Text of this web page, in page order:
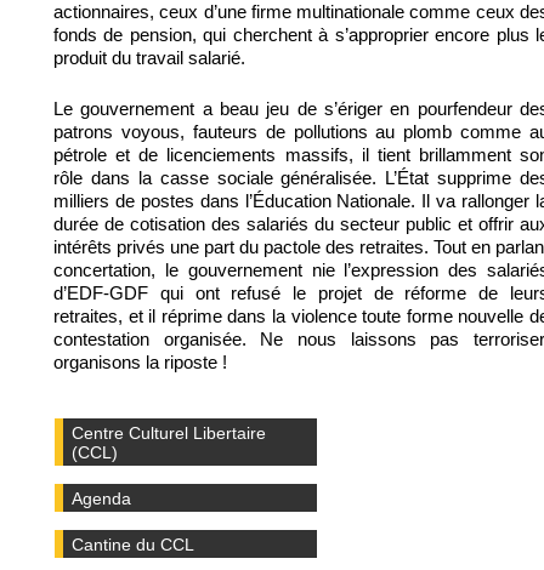
actionnaires, ceux d’une firme multinationale comme ceux
fonds de pension, qui cherchent à s’approprier encore plus
produit du travail salarié.
Le gouvernement a beau jeu de s’ériger en pourfendeur
patrons voyous, fauteurs de pollutions au plomb comme
pétrole et de licenciements massifs, il tient brillamment
rôle dans la casse sociale généralisée. L’État supprime
milliers de postes dans l’Éducation Nationale. Il va rallonger
durée de cotisation des salariés du secteur public et offrir
intérêts privés une part du pactole des retraites. Tout en
concertation, le gouvernement nie l’expression des
d’EDF-GDF qui ont refusé le projet de réforme de
retraites, et il réprime dans la violence toute forme nouvelle
contestation organisée. Ne nous laissons pas
organisons la riposte !
Centre Culturel Libertaire
(CCL)
Agenda
Cantine du CCL